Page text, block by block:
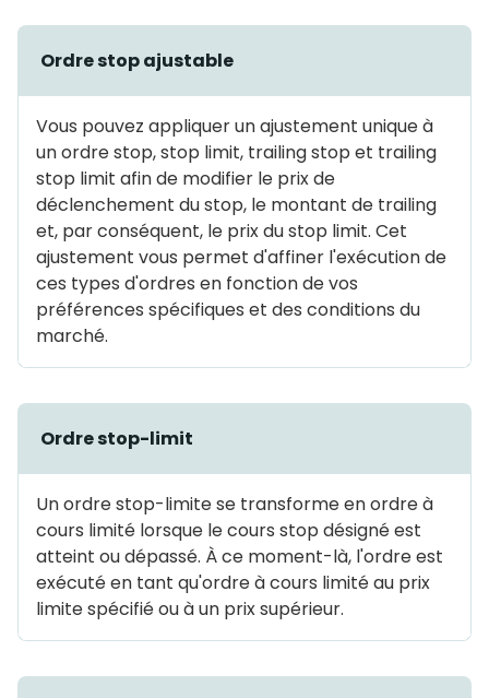
Ordre stop ajustable
Vous pouvez appliquer un ajustement unique à
un ordre stop, stop limit, trailing stop et trailing
stop limit afin de modifier le prix de
déclenchement du stop, le montant de trailing
et, par conséquent, le prix du stop limit. Cet
ajustement vous permet d'affiner l'exécution de
ces types d'ordres en fonction de vos
préférences spécifiques et des conditions du
marché.
Ordre stop-limit
Un ordre stop-limite se transforme en ordre à
cours limité lorsque le cours stop désigné est
atteint ou dépassé. À ce moment-là, l'ordre est
exécuté en tant qu'ordre à cours limité au prix
limite spécifié ou à un prix supérieur.